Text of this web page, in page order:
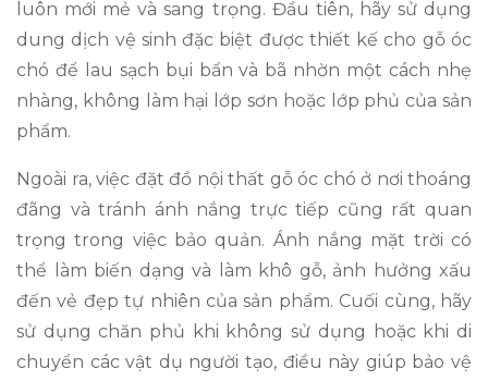
luôn mới mẻ và sang trọng. Đầu tiên, hãy sử dụng
dung dịch vệ sinh đặc biệt được thiết kế cho gỗ óc
chó để lau sạch bụi bẩn và bã nhờn một cách nhẹ
nhàng, không làm hại lớp sơn hoặc lớp phủ của sản
phẩm.
Ngoài ra, việc đặt đồ nội thất gỗ óc chó ở nơi thoáng
đãng và tránh ánh nắng trực tiếp cũng rất quan
trọng trong việc bảo quản. Ánh nắng mặt trời có
thể làm biến dạng và làm khô gỗ, ảnh hưởng xấu
đến vẻ đẹp tự nhiên của sản phẩm. Cuối cùng, hãy
sử dụng chăn phủ khi không sử dụng hoặc khi di
chuyển các vật dụ người tạo, điều này giúp bảo vệ